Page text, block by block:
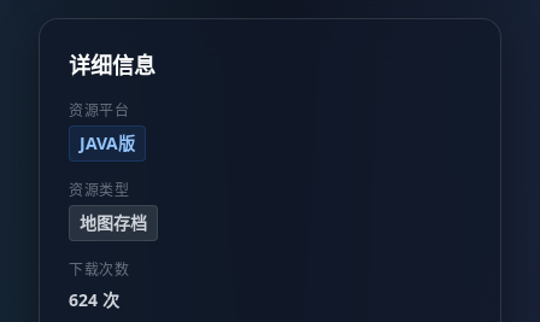
详细信息
资源平台
JAVA版
资源类型
地图存档
下载次数
624 次